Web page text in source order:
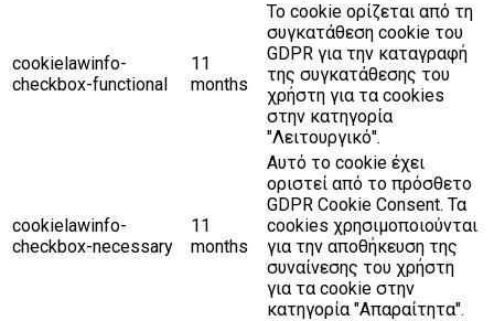
cookielawinfo-
checkbox-functional
11
months
Το cookie ορίζεται από τη
συγκατάθεση cookie του
GDPR για την καταγραφή
της συγκατάθεσης του
χρήστη για τα cookies
στην κατηγορία
"Λειτουργικό".
cookielawinfo-
checkbox-necessary
11
months
Αυτό το cookie έχει
οριστεί από το πρόσθετο
GDPR Cookie Consent. Τα
cookies χρησιμοποιούνται
για την αποθήκευση της
συναίνεσης του χρήστη
για τα cookie στην
κατηγορία "Απαραίτητα".